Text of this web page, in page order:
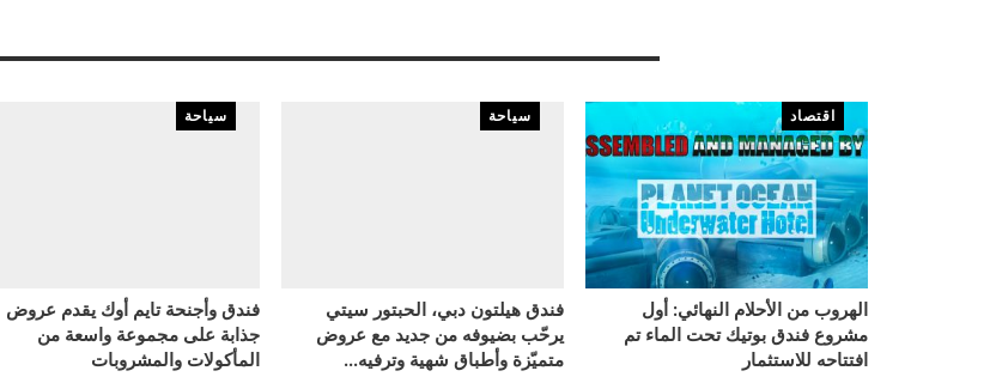
اقتصاد
الهروب من الأحلام النهائي: أول
مشروع فندق بوتيك تحت الماء تم
افتتاحه للاستثمار
سياحة
فندق هيلتون دبي، الحبتور سيتي
يرحّب بضيوفه من جديد مع عروض
متميّزة وأطباق شهية وترفيه…
سياحة
فندق وأجنحة تايم أوك يقدم عروض
جذابة على مجموعة واسعة من
المأكولات والمشروبات